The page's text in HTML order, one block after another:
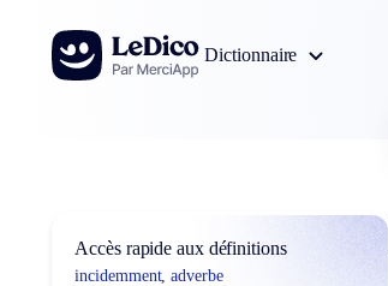
Aller au contenu
Dictionnaire
Accès rapide aux définitions
incidemment, adverbe